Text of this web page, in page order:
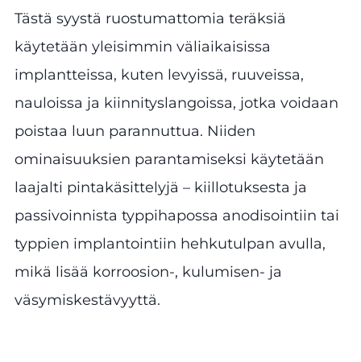
Tästä syystä ruostumattomia teräksiä
käytetään yleisimmin väliaikaisissa
implantteissa, kuten levyissä, ruuveissa,
nauloissa ja kiinnityslangoissa, jotka voidaan
poistaa luun parannuttua. Niiden
ominaisuuksien parantamiseksi käytetään
laajalti pintakäsittelyjä – kiillotuksesta ja
passivoinnista typpihapossa anodisointiin tai
typpien implantointiin hehkutulpan avulla,
mikä lisää korroosion-, kulumisen- ja
väsymiskestävyyttä.